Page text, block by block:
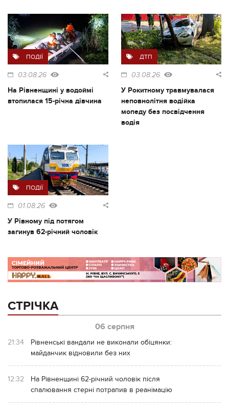
ПОДІЇ
03.08.26
На Рівненщині у водоймі
втопилася 15-річна дівчина
ДТП
03.08.26
У Рокитному травмувалася
неповнолітня водійка
мопеду без посвідчення
водія
ПОДІЇ
01.08.26
У Рівному під потягом
загинув 62-річний чоловік
СТРІЧКА
06 серпня
21:34
Рівненські вандали не виконали обіцянки:
майданчик відновили без них
12:32
На Рівненщині 62-річний чоловік після
спалювання стерні потрапив в реанімацію